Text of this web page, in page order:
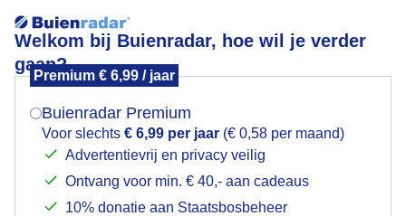
Welkom bij Buienradar, hoe wil je verder
gaan?
Premium € 6,99 / jaar
Buienradar Premium
Voor slechts € 6,99 per jaar (€ 0,58 per maand)
Advertentievrij en privacy veilig
Ontvang voor min. € 40,- aan cadeaus
10% donatie aan Staatsbosbeheer
wolken/ zon
Mogen we je locatie gebruiken voor het
Indien je hier nog geen akkoord op hebt gegeven,
verschijnt er zo een pop-up uit je browser waarin